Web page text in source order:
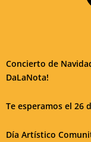
Concierto de
DaLaNota!
Te esperamos el 26
Día Artístico